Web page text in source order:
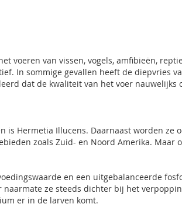
voeren van vissen, vogels, amfibieën,
In sommige gevallen heeft de diepvries
dat de kwaliteit van het voer nauwelijks
is Hermetia Illucens. Daarnaast worden ze
zoals Zuid- en Noord Amerika. Maar
en een uitgebalanceerde
ze steeds dichter bij het
er in de larven komt.